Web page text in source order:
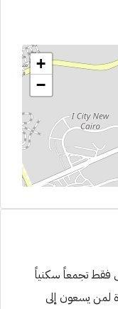
+
−
فقط تجمعاً سكنياً
لمن يسعون إلى